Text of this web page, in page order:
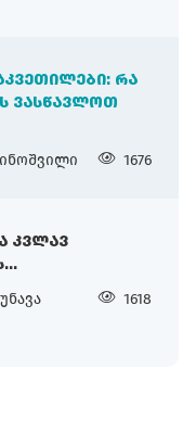
ᲠᲐ
ᲕᲐᲡᲬᲐᲕᲚᲝᲗ
1676
ᲙᲕᲚᲐᲕ
1618